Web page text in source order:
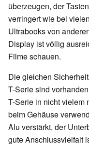
überzeugen, der
verringert wie bei
Ultrabooks von
Display ist völlig
Filme schauen.
Die gleichen
T-Serie sind
T-Serie in nicht vielem
beim Gehäuse
Alu verstärkt, der
gute Anschlussvielfalt